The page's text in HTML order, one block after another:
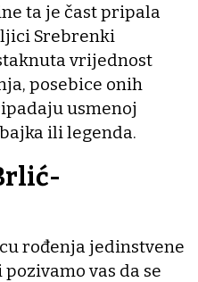
ta je čast pripala
Srebrenki
vrijednost
posebice onih
usmenoj
ili legenda.
rođenja jedinstvene
vas da se